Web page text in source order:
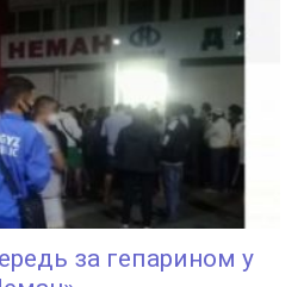
за гепарином у